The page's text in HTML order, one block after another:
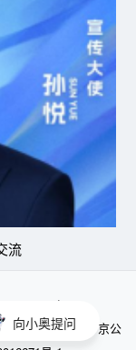
流
向小奥提问
reserved
经授权不得使用 京公